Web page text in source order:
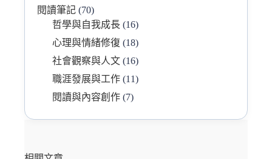
閱讀筆記 (70)
哲學與自我成長 (16)
心理與情緒修復 (18)
社會觀察與人文 (16)
職涯發展與工作 (11)
閱讀與內容創作 (7)